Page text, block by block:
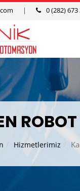
| 0 (282) 673
Hizmetlerimiz